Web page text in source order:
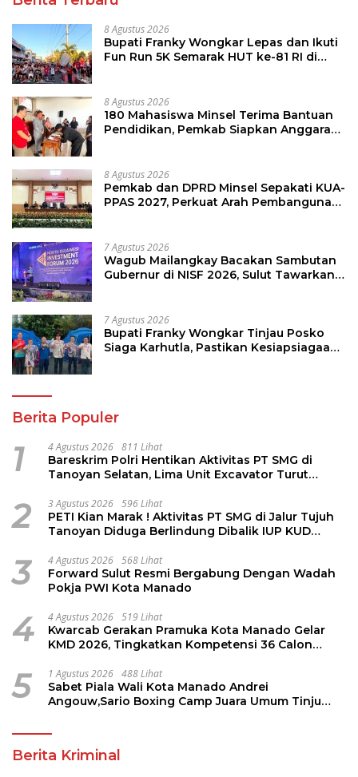
8 Agustus 2026
Bupati Franky Wongkar Lepas dan Ikuti
Fun Run 5K Semarak HUT ke-81 RI di
8 Agustus 2026
180 Mahasiswa Minsel Terima Bantuan
Pendidikan, Pemkab Siapkan Anggaran
8 Agustus 2026
Pemkab dan DPRD Minsel Sepakati KUA-
PPAS 2027, Perkuat Arah Pembangunan
7 Agustus 2026
Wagub Mailangkay Bacakan Sambutan
Gubernur di NISF 2026, Sulut Tawarkan
7 Agustus 2026
Bupati Franky Wongkar Tinjau Posko
Siaga Karhutla, Pastikan Kesiapsiagaan
Berita Populer
1 4 Agustus 2026 811 Lihat
Bareskrim Polri Hentikan Aktivitas PT SMG di
Tanoyan Selatan, Lima Unit Excavator Turut
2 3 Agustus 2026 596 Lihat
PETI Kian Marak ! Aktivitas PT SMG di Jalur Tujuh
Tanoyan Diduga Berlindung Dibalik IUP KUD
3 4 Agustus 2026 568 Lihat
Forward Sulut Resmi Bergabung Dengan Wadah
Pokja PWI Kota Manado
4 4 Agustus 2026 519 Lihat
Kwarcab Gerakan Pramuka Kota Manado Gelar
KMD 2026, Tingkatkan Kompetensi 36 Calon
5 1 Agustus 2026 488 Lihat
Sabet Piala Wali Kota Manado Andrei
Angouw,Sario Boxing Camp Juara Umum Tinju
Berita Kriminal